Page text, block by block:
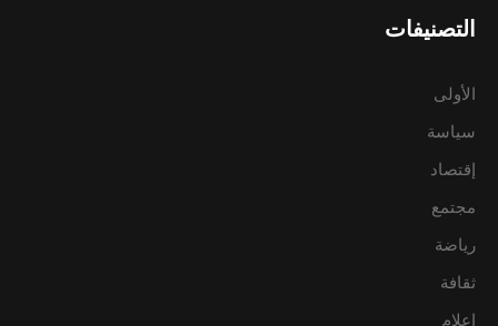
التصنيفات
الأولى
سياسة
إقتصاد
مجتمع
رياضة
ثقافة
إعلام